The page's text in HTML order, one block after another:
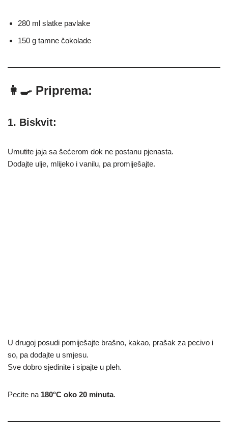
280 ml slatke pavlake
150 g tamne čokolade
👩‍🍳 Priprema:
1. Biskvit:
Umutite jaja sa šećerom dok ne postanu pjenasta.
Dodajte ulje, mlijeko i vanilu, pa promiješajte.
U drugoj posudi pomiješajte brašno, kakao, prašak za pecivo i
so, pa dodajte u smjesu.
Sve dobro sjedinite i sipajte u pleh.
Pecite na 180°C oko 20 minuta.